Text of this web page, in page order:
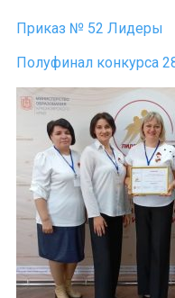
Приказ № 52 Лидеры
Полуфинал конкурса